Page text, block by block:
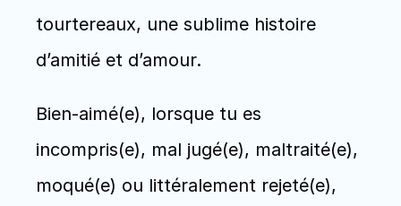
tourtereaux, une sublime histoire
d’amitié et d’amour.
Bien-aimé(e), lorsque tu es
incompris(e), mal jugé(e), maltraité(e),
moqué(e) ou littéralement rejeté(e),